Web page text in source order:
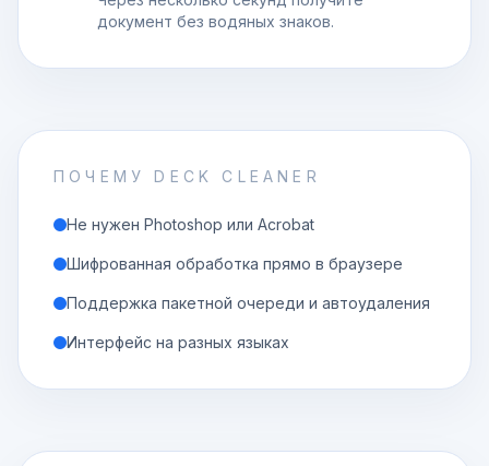
документ без водяных знаков.
ПОЧЕМУ DECK CLEANER
Не нужен Photoshop или Acrobat
Шифрованная обработка прямо в браузере
Поддержка пакетной очереди и автоудаления
Интерфейс на разных языках